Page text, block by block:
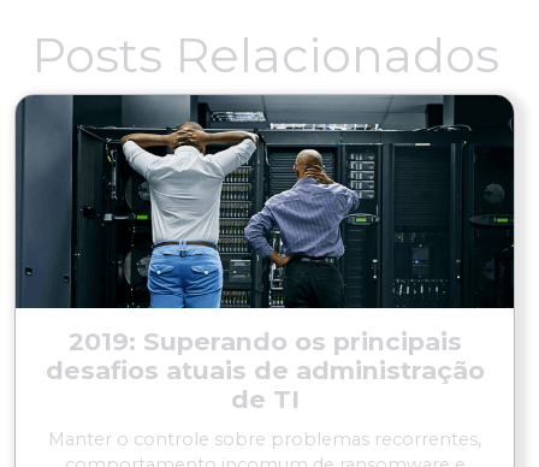
Posts Relacionados
2019: Superando os principais
desafios atuais de administração
de TI
Manter o controle sobre problemas recorrentes,